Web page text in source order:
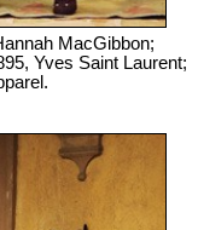
MacGibbon;
Yves Saint Laurent;